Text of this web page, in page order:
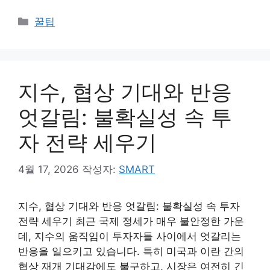
카
꿀팁
지수, 협상 기대와 반응
엇갈림: 불확실성 속 투
자 전략 세우기
4월 17, 2026 작성자: SMART
지수, 협상 기대와 반응 엇갈림: 불확실성 속 투자
전략 세우기 최근 국제 정세가 매우 불안정한 가운
데, 지수의 움직임이 투자자들 사이에서 엇갈리는
반응을 일으키고 있습니다. 특히 미국과 이란 간의
협상 재개 기대감에도 불구하고, 시장은 여전히 긴